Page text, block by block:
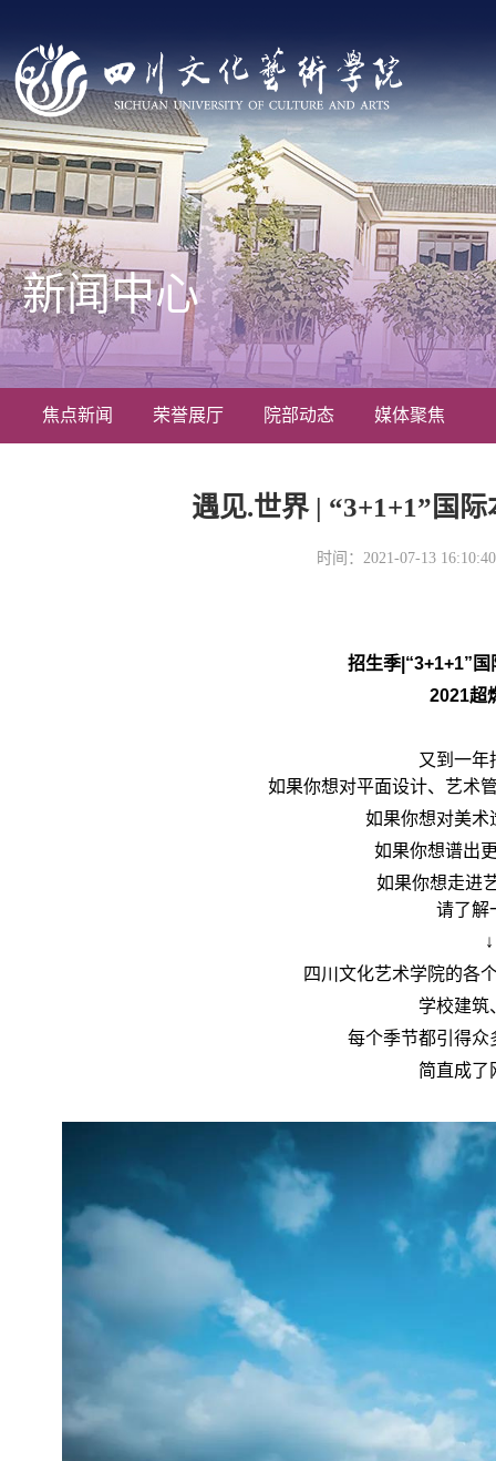
焦点新闻 荣誉展厅 院部动态 媒体聚焦
新闻中心
遇见.世界 | “3+1+1”国
时间：2021-07-13
招生季|“3+1+1”国
2021超
又到一年
如果你想对平面设计、艺术
如果你想对美术
如果你想谱出
如果你想走进
请了解
四川文化艺术学院的各
学校建筑
每个季节都引得众
简直成了